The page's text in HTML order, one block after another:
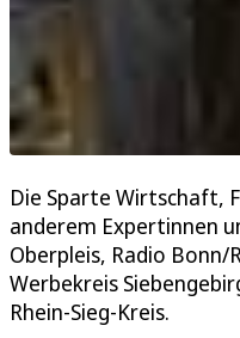
Die Sparte Wirtschaft,
anderem Expertinnen
Oberpleis, Radio
Werbekreis
Rhein-Sieg-Kreis.